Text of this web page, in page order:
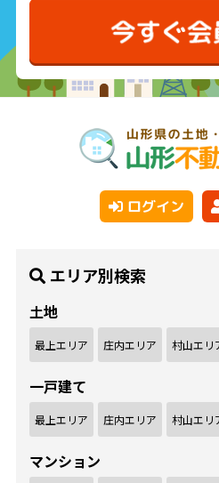
ログイン
エリア別検索
土地
最上エリア 庄内エリア 村山エリ
一戸建て
最上エリア 庄内エリア 村山エリ
マンション